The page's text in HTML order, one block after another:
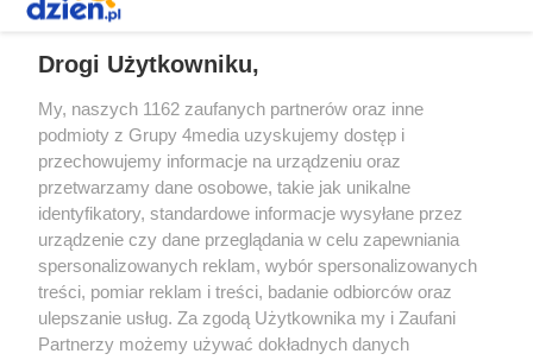
Redakcja Reklama Prywatność
Praca Łódź
the:protocol
Drogi Użytkowniku,
My, naszych 1162 zaufanych partnerów oraz inne
podmioty z Grupy 4media uzyskujemy dostęp i
przechowujemy informacje na urządzeniu oraz
przetwarzamy dane osobowe, takie jak unikalne
identyfikatory, standardowe informacje wysyłane przez
urządzenie czy dane przeglądania w celu zapewniania
spersonalizowanych reklam, wybór spersonalizowanych
treści, pomiar reklam i treści, badanie odbiorców oraz
ulepszanie usług. Za zgodą Użytkownika my i Zaufani
Partnerzy możemy używać dokładnych danych